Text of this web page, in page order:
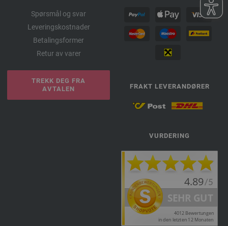
Spørsmål og svar
Leveringskostnader
Betalingsformer
Retur av varer
TREKK DEG FRA
AVTALEN
FRAKT LEVERANDØRER
VURDERING